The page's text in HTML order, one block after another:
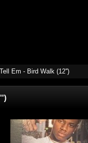
Em - Bird Walk (12'')